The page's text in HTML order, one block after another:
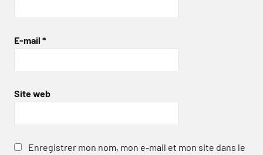
E-mail *
Site web
Enregistrer mon nom, mon e-mail et mon site dans le